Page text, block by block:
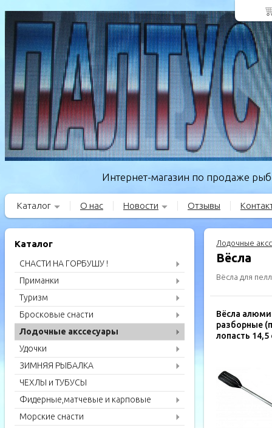
Интернет-магазин по продаже
Каталог О нас Новости Отзывы
Каталог
СНАСТИ НА ГОРБУШУ !
Приманки
Туризм
Бросковые снасти
Лодочные акссесуары
Удочки
ЗИМНЯЯ РЫБАЛКА
ЧЕХЛЫ и ТУБУСЫ
Фидерные,матчевые и карповые
удилища
Морские снасти
Лодочные
Вёсла
Вёсла для
Вёсла
разборные
лопасть 14,5